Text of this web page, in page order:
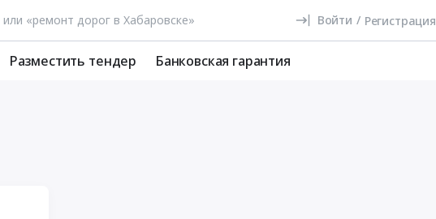
Войти / Регистрация
Разместить тендер Банковская гарантия